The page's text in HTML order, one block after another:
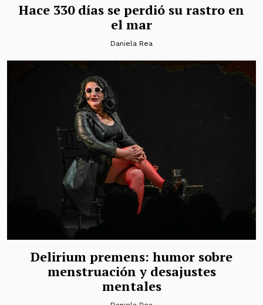
Hace 330 días se perdió su rastro en
el mar
Daniela Rea
Delirium premens: humor sobre
menstruación y desajustes
mentales